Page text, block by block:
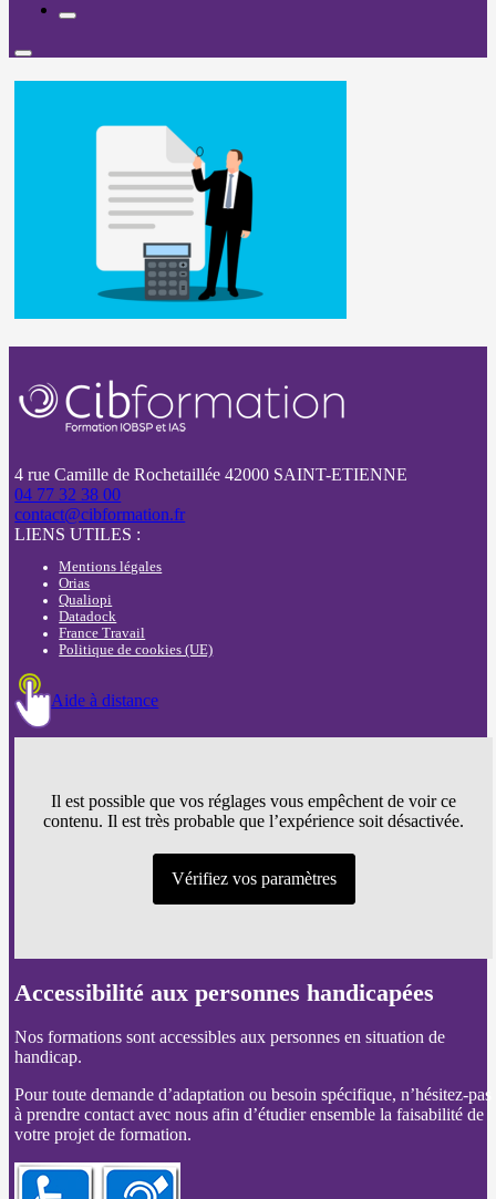
4 rue Camille de Rochetaillée 42000 SAINT-ETIENNE
04 77 32 38 00
contact@cibformation.fr
LIENS UTILES :
Mentions légales
Orias
Qualiopi
Datadock
France Travail
Politique de cookies (UE)
Aide à distance
Il est possible que vos réglages vous empêchent de voir ce
contenu. Il est très probable que l’expérience soit désactivée.
Vérifiez vos paramètres
Accessibilité aux personnes handicapées
Nos formations sont accessibles aux personnes en situation de
handicap.
Pour toute demande d’adaptation ou besoin spécifique, n’hésitez-pas
à prendre contact avec nous afin d’étudier ensemble la faisabilité de
votre projet de formation.